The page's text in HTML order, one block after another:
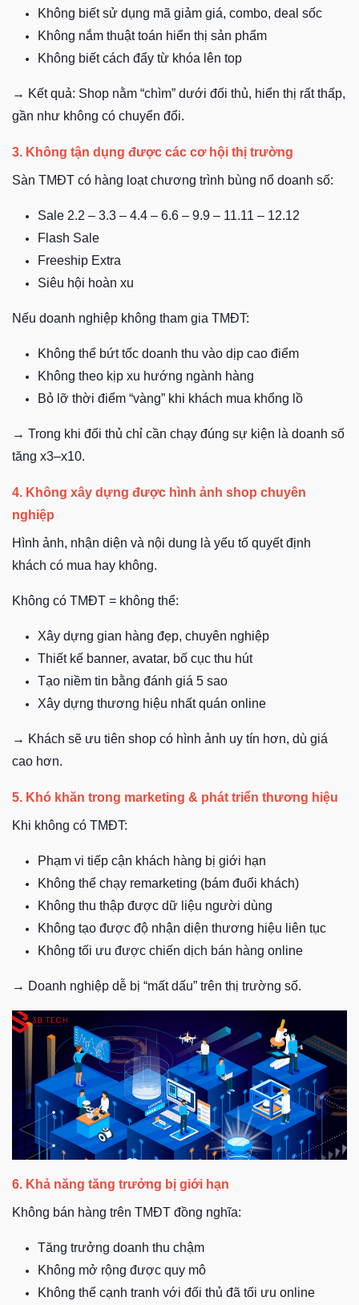
Không biết sử dụng mã giảm giá, combo, deal sốc
Không nắm thuật toán hiển thị sản phẩm
Không biết cách đẩy từ khóa lên top
→ Kết quả: Shop nằm “chìm” dưới đối thủ, hiển thị rất thấp,
gần như không có chuyển đổi.
3. Không tận dụng được các cơ hội thị trường
Sàn TMĐT có hàng loạt chương trình bùng nổ doanh số:
Sale 2.2 – 3.3 – 4.4 – 6.6 – 9.9 – 11.11 – 12.12
Flash Sale
Freeship Extra
Siêu hội hoàn xu
Nếu doanh nghiệp không tham gia TMĐT:
Không thể bứt tốc doanh thu vào dịp cao điểm
Không theo kịp xu hướng ngành hàng
Bỏ lỡ thời điểm “vàng” khi khách mua khổng lồ
→ Trong khi đối thủ chỉ cần chạy đúng sự kiện là doanh số
tăng x3–x10.
4. Không xây dựng được hình ảnh shop chuyên
nghiệp
Hình ảnh, nhận diện và nội dung là yếu tố quyết định
khách có mua hay không.
Không có TMĐT = không thể:
Xây dựng gian hàng đẹp, chuyên nghiệp
Thiết kế banner, avatar, bố cục thu hút
Tạo niềm tin bằng đánh giá 5 sao
Xây dựng thương hiệu nhất quán online
→ Khách sẽ ưu tiên shop có hình ảnh uy tín hơn, dù giá
cao hơn.
5. Khó khăn trong marketing & phát triển thương hiệu
Khi không có TMĐT:
Phạm vi tiếp cận khách hàng bị giới hạn
Không thể chạy remarketing (bám đuổi khách)
Không thu thập được dữ liệu người dùng
Không tạo được độ nhận diện thương hiệu liên tục
Không tối ưu được chiến dịch bán hàng online
→ Doanh nghiệp dễ bị “mất dấu” trên thị trường số.
6. Khả năng tăng trưởng bị giới hạn
Không bán hàng trên TMĐT đồng nghĩa:
Tăng trưởng doanh thu chậm
Không mở rộng được quy mô
Không thể cạnh tranh với đối thủ đã tối ưu online